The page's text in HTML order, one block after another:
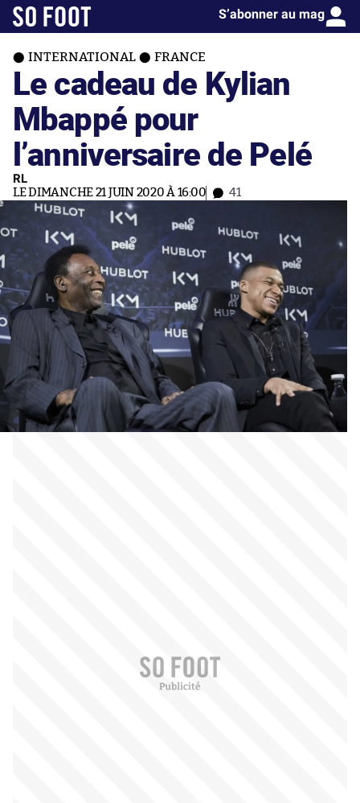
S’abonner au mag
INTERNATIONAL FRANCE
Le cadeau de Kylian
Mbappé pour
l’anniversaire de Pelé
RL
LE DIMANCHE 21 JUIN 2020 À 16:00 41